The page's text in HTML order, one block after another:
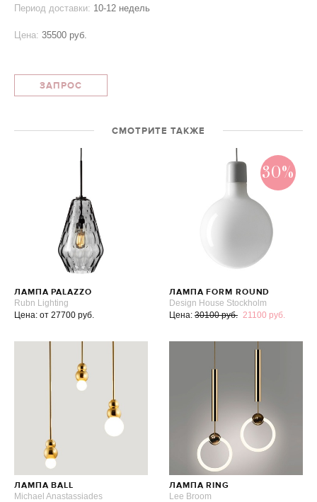
Период доставки: 10-12 недель
Цена: 35500 руб.
ЗАПРОС
СМОТРИТЕ ТАКЖЕ
ЛАМПА PALAZZO
Rubn Lighting
Цена: от 27700 руб.
30%
ЛАМПА FORM ROUND
Design House Stockholm
Цена: 30100 руб. 21100 руб.
ЛАМПА BALL
Michael Anastassiades
ЛАМПА RING
Lee Broom